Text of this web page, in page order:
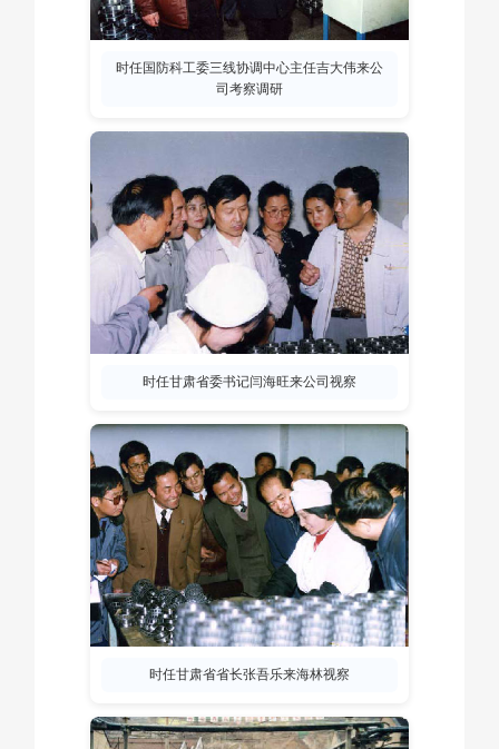
时任国防科工委三线协调中心主任吉大伟来公
司考察调研
时任甘肃省委书记闫海旺来公司视察
时任甘肃省省长张吾乐来海林视察